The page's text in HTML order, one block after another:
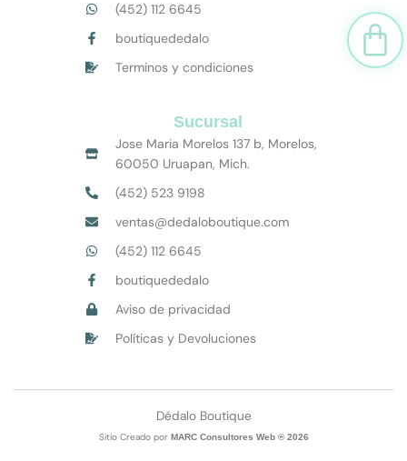
(452) 112 6645
boutiquededalo
Terminos y condiciones
Sucursal
Jose Maria Morelos 137 b, Morelos,
60050 Uruapan, Mich.
(452) 523 9198
ventas@dedaloboutique.com
(452) 112 6645
boutiquededalo
Aviso de privacidad
Políticas y Devoluciones
Dédalo Boutique
Sitio Creado por MARC Consultores Web ® 2026